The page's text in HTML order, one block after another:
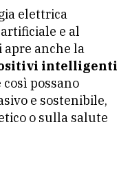
elettrica
e al
anche la
intelligenti
così possano
e sostenibile,
o sulla salute